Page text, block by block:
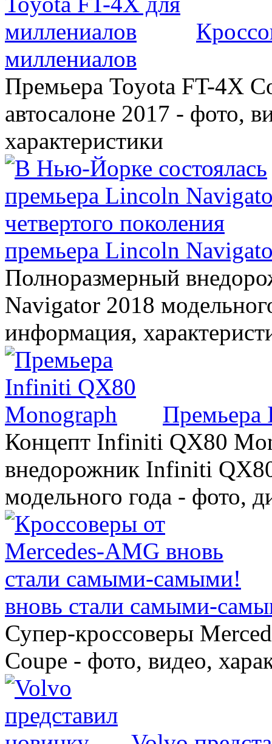
миллениалов
Премьера Toyota FT-4X
автосалоне 2017 - фото,
характеристики
премьера Lincoln
Полноразмерный
Navigator 2018
информация,
Премьера
Концепт Infiniti QX80
внедорожник Infiniti
модельного года - фото,
вновь стали самыми-
Супер-кроссоверы
Coupe - фото, видео,